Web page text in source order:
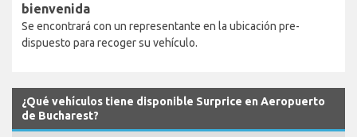
bienvenida
Se encontrará con un representante en la ubicación pre-
dispuesto para recoger su vehículo.
¿Qué vehículos tiene disponible Surprice en Aeropuerto
de Bucharest?